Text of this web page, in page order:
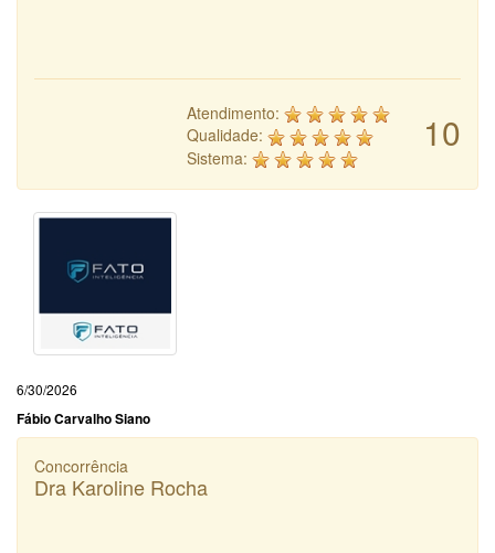
10
Atendimento:
Qualidade:
Sistema:
6/30/2026
Fábio Carvalho Siano
Concorrência
Dra Karoline Rocha